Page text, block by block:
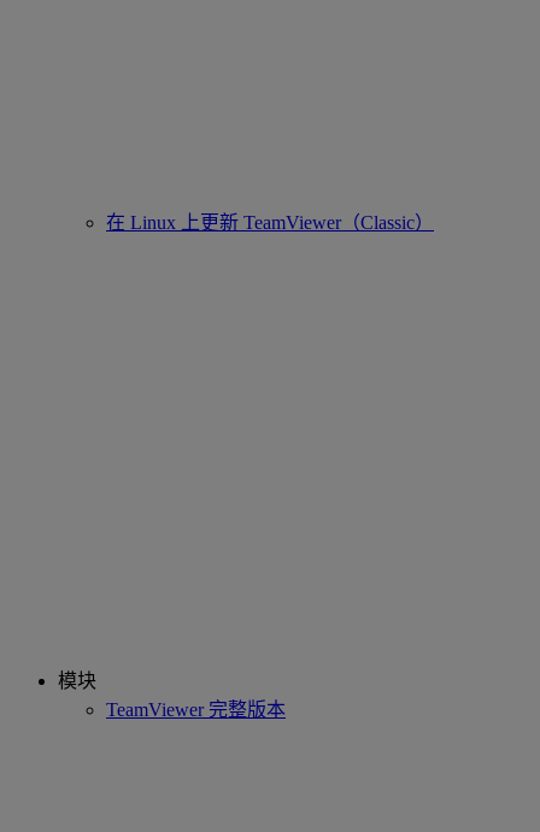
在 Linux 上更新 TeamViewer（Classic）
模块
TeamViewer 完整版本